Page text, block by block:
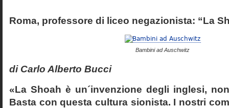
Roma, professore di liceo negazionista: “La
Bambini ad Auschwitz
di Carlo Alberto Bucci
«La Shoah è un´invenzione degli inglesi,
Basta con questa cultura sionista. I nostri